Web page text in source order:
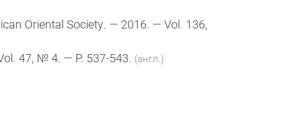
Oriental Society. — 2016. — Vol. 136,
47, № 4. — P. 537-543. (англ.)